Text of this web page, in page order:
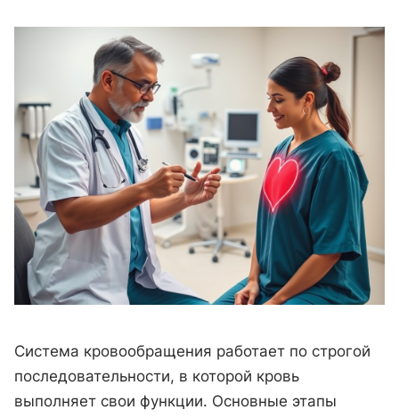
Система кровообращения работает по строгой
последовательности, в которой кровь
выполняет свои функции. Основные этапы